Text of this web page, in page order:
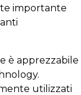
importante
è apprezzabile
utilizzati